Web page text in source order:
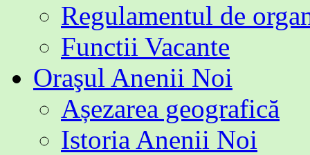
Regulamentul de
Functii Vacante
Oraşul Anenii Noi
Așezarea geografică
Istoria Anenii Noi